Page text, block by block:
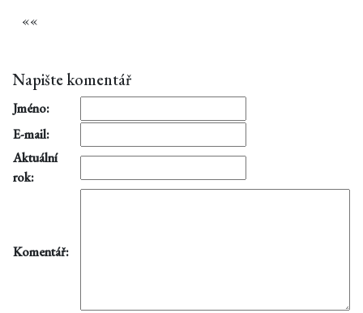
««
Napište komentář
Jméno:
E-mail:
Aktuální
rok:
Komentář: